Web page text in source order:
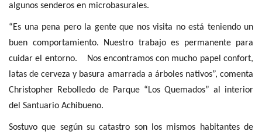
algunos senderos en microbasurales.
“Es una pena pero la gente que nos visita no está teniendo un
buen comportamiento. Nuestro trabajo es permanente para
cuidar el entorno. Nos encontramos con mucho papel confort,
latas de cerveza y basura amarrada a árboles nativos”, comenta
Christopher Rebolledo de Parque “Los Quemados” al interior
del Santuario Achibueno.
Sostuvo que según su catastro son los mismos habitantes de